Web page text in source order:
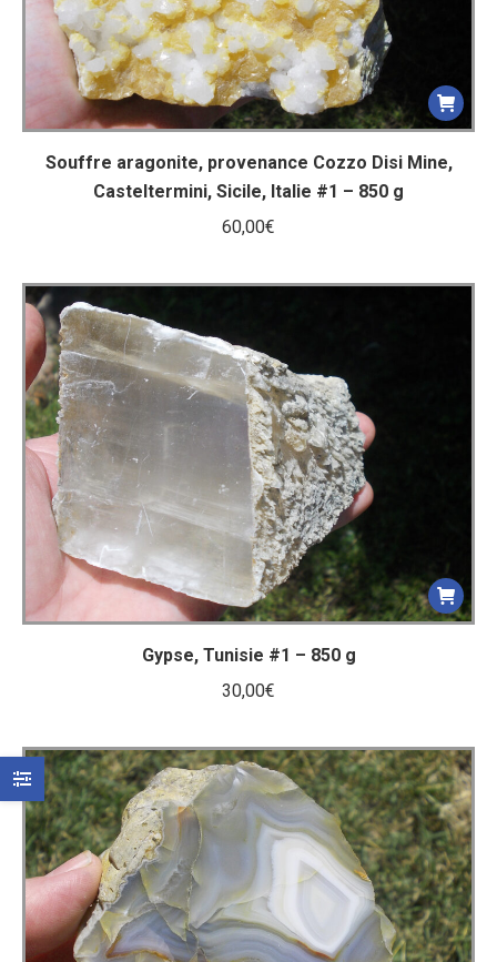
Souffre aragonite, provenance Cozzo Disi Mine,
Casteltermini, Sicile, Italie #1 – 850 g
60,00€
Gypse, Tunisie #1 – 850 g
30,00€